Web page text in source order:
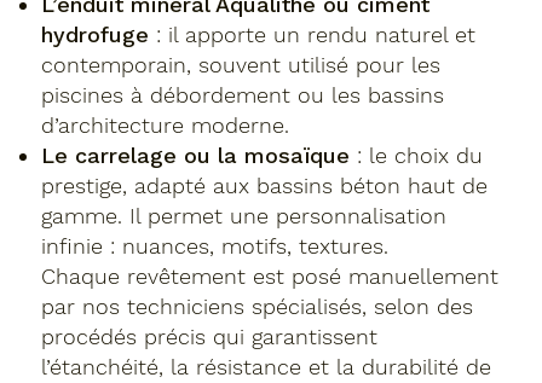
hydrofuge : il apporte un rendu naturel et
contemporain, souvent utilisé pour les
piscines à débordement ou les bassins
d’architecture moderne.
Le carrelage ou la mosaïque : le choix du
prestige, adapté aux bassins béton haut de
gamme. Il permet une personnalisation
infinie : nuances, motifs, textures.
Chaque revêtement est posé manuellement
par nos techniciens spécialisés, selon des
procédés précis qui garantissent
l’étanchéité, la résistance et la durabilité de